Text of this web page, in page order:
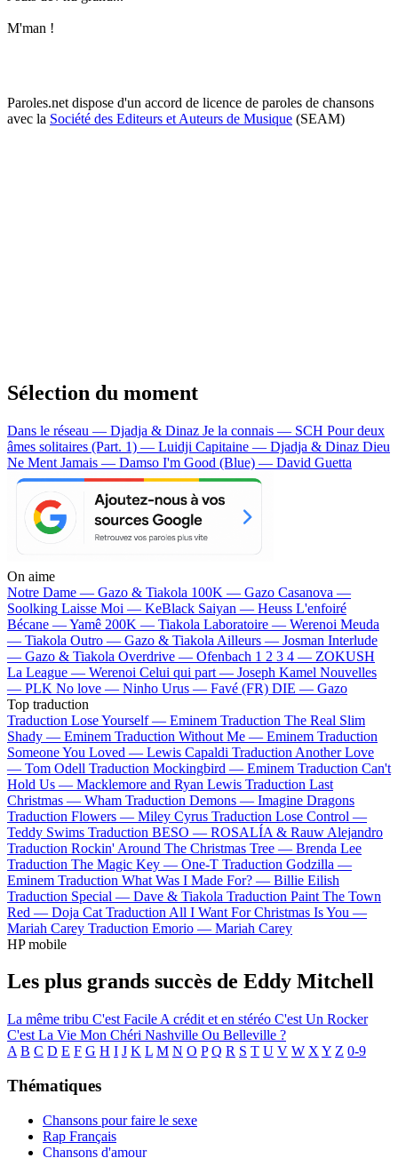
M'man !
Paroles.net dispose d'un accord de licence de paroles de chansons
avec la Société des Editeurs et Auteurs de Musique (SEAM)
Sélection du moment
Dans le réseau — Djadja & Dinaz Je la connais — SCH Pour deux
âmes solitaires (Part. 1) — Luidji Capitaine — Djadja & Dinaz Dieu
Ne Ment Jamais — Damso I'm Good (Blue) — David Guetta
On aime
Notre Dame — Gazo & Tiakola 100K — Gazo Casanova —
Soolking Laisse Moi — KeBlack Saiyan — Heuss L'enfoiré
Bécane —Yamê 200K — Tiakola Laboratoire — Werenoi Meuda
— Tiakola Outro — Gazo & Tiakola Ailleurs — Josman Interlude
— Gazo & Tiakola Overdrive — Ofenbach 1 2 3 4 — ZOKUSH
La League — Werenoi Celui qui part — Joseph Kamel Nouvelles
— PLK No love — Ninho Urus — Favé (FR) DIE — Gazo
Top traduction
Traduction Lose Yourself — Eminem Traduction The Real Slim
Shady — Eminem Traduction Without Me — Eminem Traduction
Someone You Loved — Lewis Capaldi Traduction Another Love
— Tom Odell Traduction Mockingbird — Eminem Traduction Can't
Hold Us — Macklemore and Ryan Lewis Traduction Last
Christmas — Wham Traduction Demons — Imagine Dragons
Traduction Flowers — Miley Cyrus Traduction Lose Control —
Teddy Swims Traduction BESO — ROSALÍA & Rauw Alejandro
Traduction Rockin' Around The Christmas Tree — Brenda Lee
Traduction The Magic Key — One-T Traduction Godzilla —
Eminem Traduction What Was I Made For? — Billie Eilish
Traduction Special — Dave & Tiakola Traduction Paint The Town
Red — Doja Cat Traduction All I Want For Christmas Is You —
Mariah Carey Traduction Emorio — Mariah Carey
HP mobile
Les plus grands succès de Eddy Mitchell
La même tribu C'est Facile A crédit et en stéréo C'est Un Rocker
C'est La Vie Mon Chéri Nashville Ou Belleville ?
A B C D E F G H I J K L M N O P Q R S T U V W X Y Z 0-9
Thématiques
Chansons pour faire le sexe
Rap Français
Chansons d'amour